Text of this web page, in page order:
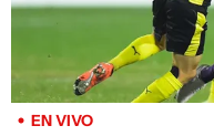
EN VIVO